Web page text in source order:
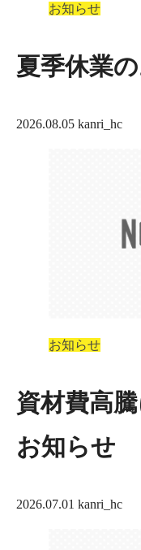
お知らせ
夏季休業
2026.08.05 kanri_hc
お知らせ
資材費高
お知らせ
2026.07.01 kanri_hc